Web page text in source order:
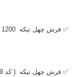
✅ فرش چهل تیکه 1200 شانه با تراکم3600
✅ فرش چهل تیکه ( کد 4139)